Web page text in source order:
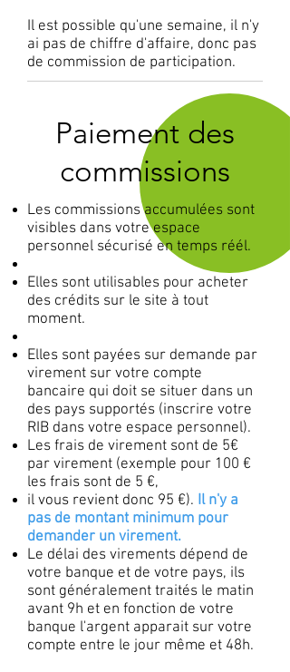
Il est possible qu'une semaine, il n'y
ai pas de chiffre d'affaire, donc pas
de commission de participation.
Paiement des
commissions
Les commissions accumulées sont
visibles dans votre espace
personnel sécurisé en temps réél.
Elles sont utilisables pour acheter
des crédits sur le site à tout
moment.
Elles sont payées sur demande par
virement sur votre compte
bancaire qui doit se situer dans un
des pays supportés (inscrire votre
RIB dans votre espace personnel).
Les frais de virement sont de 5€
par virement (exemple pour 100 €
les frais sont de 5 €,
il vous revient donc 95 €). Il n'y a
pas de montant minimum pour
demander un virement.
Le délai des virements dépend de
votre banque et de votre pays, ils
sont généralement traités le matin
avant 9h et en fonction de votre
banque l'argent apparait sur votre
compte entre le jour même et 48h.